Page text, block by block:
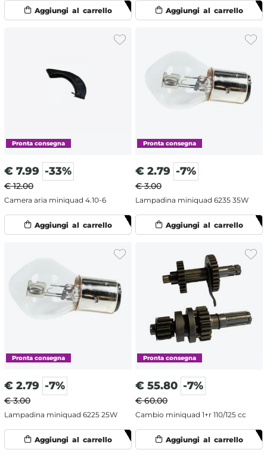
€ 7.99 -33%
€ 12.00
Camera aria miniquad 4.10-6
€ 2.79 -7%
€ 3.00
Lampadina miniquad 6235 35W
€ 2.79 -7%
€ 3.00
Lampadina miniquad 6225 25W
€ 55.80 -7%
€ 60.00
Cambio miniquad 1+r 110/125 cc